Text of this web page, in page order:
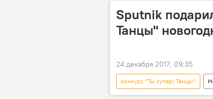
Sputnik
Танцы"
24 декабря 2017, 09:35
конкурс "Ты супер! Танцы"
Один за всех: Эдгарс Гропе в